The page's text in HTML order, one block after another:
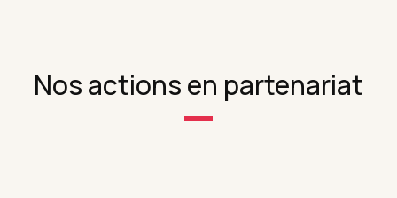
Nos actions en partenariat